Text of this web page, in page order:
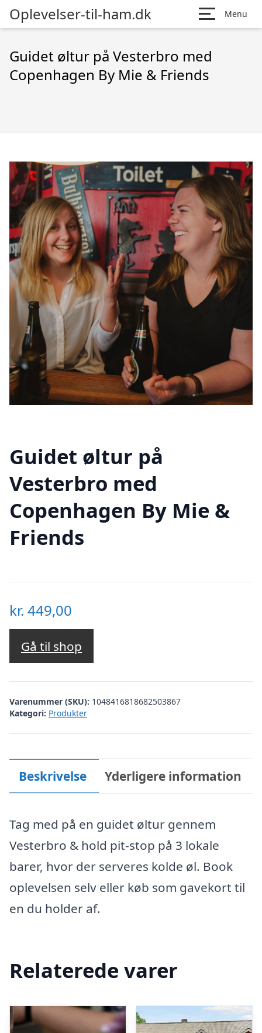
Oplevelser-til-ham.dk Menu
Guidet øltur på Vesterbro med
Copenhagen By Mie & Friends
Guidet øltur på
Vesterbro med
Copenhagen By Mie &
Friends
kr. 449,00
Gå til shop
Varenummer (SKU): 1048416818682503867
Kategori: Produkter
Beskrivelse Yderligere information
Tag med på en guidet øltur gennem
Vesterbro & hold pit-stop på 3 lokale
barer, hvor der serveres kolde øl. Book
oplevelsen selv eller køb som gavekort til
en du holder af.
Relaterede varer